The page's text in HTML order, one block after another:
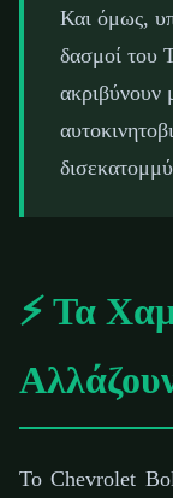
Και όμως,
δασμοί του
⚡ Τα
Το Chevrolet